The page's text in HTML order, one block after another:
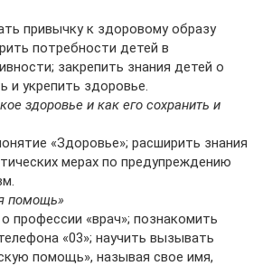
привычку к здоровому образу
потребности детей в
закрепить знания детей о
и укрепить здоровье.
здоровье и как его сохранить и
«Здоровье»; расширить знания
мерах по предупреждению
помощь»
профессии «врач»; познакомить
«03»; научить вызывать
помощь», называя свое имя,